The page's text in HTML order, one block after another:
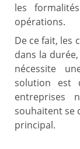
les
opérations.
De ce fait, les
dans la
nécessite
solution est
entreprises
souhaitent se
principal.